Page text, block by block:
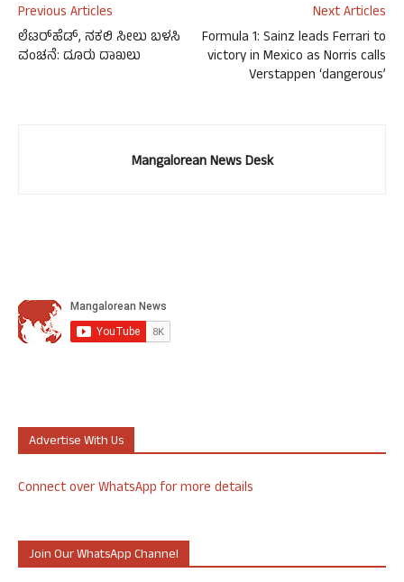
Previous Articles
ಲೆಟರ್‌ಹೆಡ್, ನಕಲಿ ಸೀಲು ಬಳಸಿ
ವಂಚನೆ: ದೂರು ದಾಖಲು
Next Articles
Formula 1: Sainz leads Ferrari to
victory in Mexico as Norris calls
Verstappen ‘dangerous’
Mangalorean News Desk
Advertise With Us
Connect over WhatsApp for more details
Join Our WhatsApp Channel